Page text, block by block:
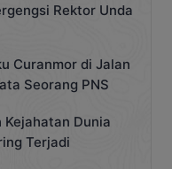
Rektor Unda
Curanmor di Jalan
Seorang PNS
Kejahatan Dunia
Terjadi